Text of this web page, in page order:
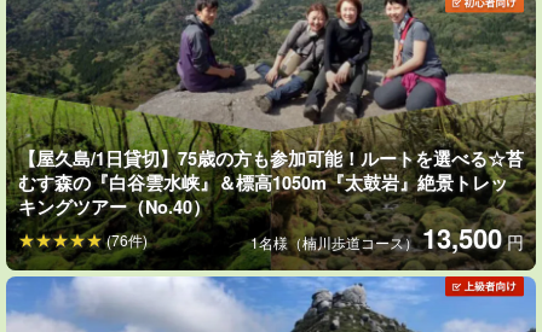
安心ください☆
途中までの道は舗装されており、距離も短いため比較的気軽に参
加できます。ベテランガイドが歩き方などのコツも教えてくれま
す♪
⬇︎ゆったり楽しめる1日コースはこちら！
【屋久島/1日貸切】75歳の方も参加可能！ルートを選
べる☆苔むす森の『白谷雲水峡』＆標高1050m『太鼓
岩』絶景トレッキングツアー（No.40）
開始時間：9:00〜15:00
所要時間：約6時間
13,500円
【屋久島/1日貸切】75歳の方も参加可能！ルートを選べる☆苔
むす森の『白谷雲水峡』＆標高1050m『太鼓岩』絶景トレッ
キングツアー（No.40）
1名様（楠川歩道コース）13,500 円
(76件)